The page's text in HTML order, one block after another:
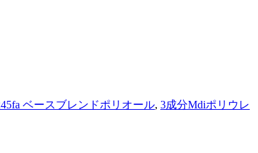
ベースブレンドポリオール, 3成分Mdiポリウレ